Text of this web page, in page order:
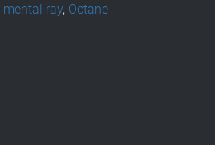
mental ray, Octane